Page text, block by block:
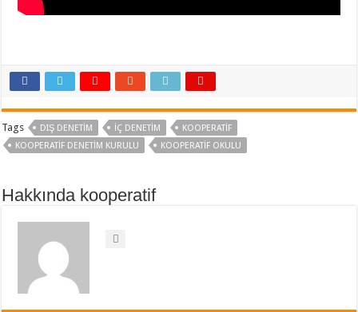
Tags DIŞ DENETIM İÇ DENETİM
KOOPERATIF
KOOPERATIF DENETIM KURULU
KOOPERATIF OKULU
Hakkında kooperatif